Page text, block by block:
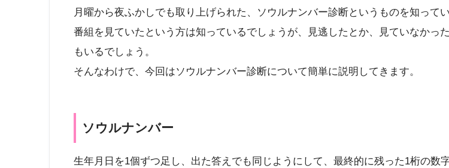
月曜から夜ふかしでも取り上げられた、ソウルナンバー診断というものを知ってい
番組を見ていたという方は知っているでしょうが、見逃したとか、見ていなかっ
もいるでしょう。
そんなわけで、今回はソウルナンバー診断について簡単に説明してきます。
ソウルナンバー
生年月日を1個ずつ足し、出た答えでも同じようにして、最終的に残った1桁の数